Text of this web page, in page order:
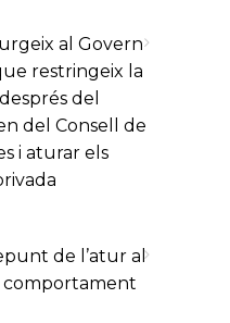
al Govern
restringeix la
del
del Consell de
i aturar els
de l’atur al